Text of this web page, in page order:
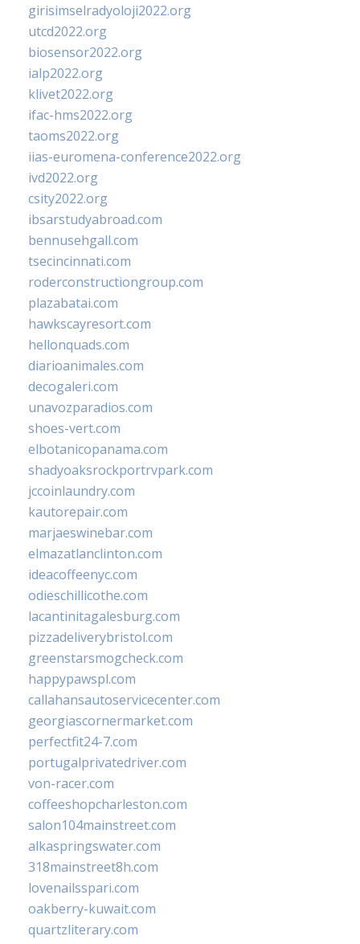
girisimselradyoloji2022.org
utcd2022.org
biosensor2022.org
ialp2022.org
klivet2022.org
ifac-hms2022.org
taoms2022.org
iias-euromena-conference2022.org
ivd2022.org
csity2022.org
ibsarstudyabroad.com
bennusehgall.com
tsecincinnati.com
roderconstructiongroup.com
plazabatai.com
hawkscayresort.com
hellonquads.com
diarioanimales.com
decogaleri.com
unavozparadios.com
shoes-vert.com
elbotanicopanama.com
shadyoaksrockportrvpark.com
jccoinlaundry.com
kautorepair.com
marjaeswinebar.com
elmazatlanclinton.com
ideacoffeenyc.com
odieschillicothe.com
lacantinitagalesburg.com
pizzadeliverybristol.com
greenstarsmogcheck.com
happypawspl.com
callahansautoservicecenter.com
georgiascornermarket.com
perfectfit24-7.com
portugalprivatedriver.com
von-racer.com
coffeeshopcharleston.com
salon104mainstreet.com
alkaspringswater.com
318mainstreet8h.com
lovenailsspari.com
oakberry-kuwait.com
quartzliterary.com